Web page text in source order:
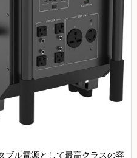
ブル電源として最高クラスの容